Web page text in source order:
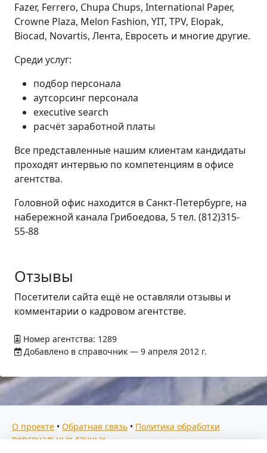
Fazer, Ferrero, Chupa Chups, International Paper,
Crowne Plaza, Melon Fashion, YIT, TPV, Elopak,
Biocad, Novartis, Лента, Евросеть и многие другие.
Среди услуг:
подбор персонала
аутсорсинг персонала
executive search
расчёт заработной платы
Все представленные нашим клиентам кандидаты
проходят интервью по компетенциям в офисе
агентства.
Головной офис находится в Санкт-Петербурге, на
набережной канала Грибоедова, 5 тел. (812)315-
55-88
Отзывы
Посетители сайта ещё не оставляли отзывы и
комментарии о кадровом агентстве.
Номер агентства: 1289
Добавлено в справочник — 9 апреля 2012 г.
О проекте • Обратная связь • Политика обработки
персональных данных